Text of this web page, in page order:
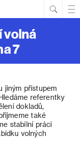
volná
7
jiným přístupem
referentky
dokladů,
také
stabilní práci
volných